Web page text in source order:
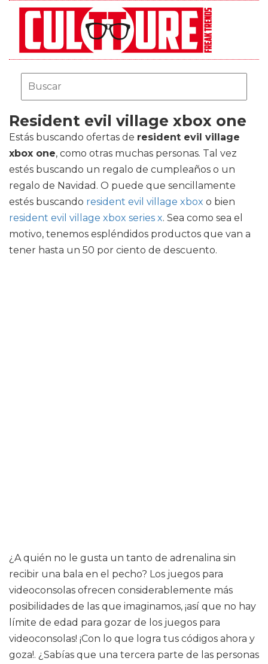
Resident evil village xbox one
Estás buscando ofertas de resident evil village
xbox one, como otras muchas personas. Tal vez
estés buscando un regalo de cumpleaños o un
regalo de Navidad. O puede que sencillamente
estés buscando resident evil village xbox o bien
resident evil village xbox series x. Sea como sea el
motivo, tenemos espléndidos productos que van a
tener hasta un 50 por ciento de descuento.
¿A quién no le gusta un tanto de adrenalina sin
recibir una bala en el pecho? Los juegos para
videoconsolas ofrecen considerablemente más
posibilidades de las que imaginamos, ¡así que no hay
límite de edad para gozar de los juegos para
videoconsolas! ¡Con lo que logra tus códigos ahora y
goza!. ¿Sabías que una tercera parte de las personas